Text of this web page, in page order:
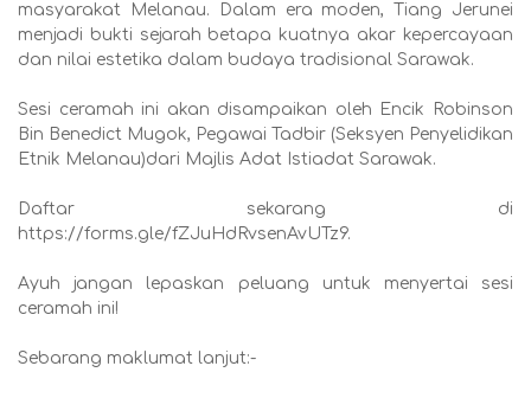
masyarakat Melanau. Dalam era moden, Tiang Jerunei
menjadi bukti sejarah betapa kuatnya akar kepercayaan
dan nilai estetika dalam budaya tradisional Sarawak.
Sesi ceramah ini akan disampaikan oleh Encik Robinson
Bin Benedict Mugok, Pegawai Tadbir (Seksyen Penyelidikan
Etnik Melanau)dari Majlis Adat Istiadat Sarawak.
Daftar sekarang di
https://forms.gle/fZJuHdRvsenAvUTz9.
Ayuh jangan lepaskan peluang untuk menyertai sesi
ceramah ini!
Sebarang maklumat lanjut:-